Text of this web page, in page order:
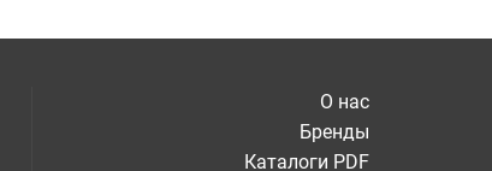
О нас
Бренды
Каталоги PDF